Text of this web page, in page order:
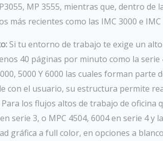
MP 3555, mientras que, dentro de
más recientes como las IMC 3000 e IMC
Si tu entorno de trabajo te exige un
40 páginas por minuto como la serie
5000 Y 6000 las cuales forman
con el usuario, su estructura permite
los flujos altos de trabajo de
serie 3, o MPC 4504, 6004 en serie 4 y
gráfica a full color, en opciones a